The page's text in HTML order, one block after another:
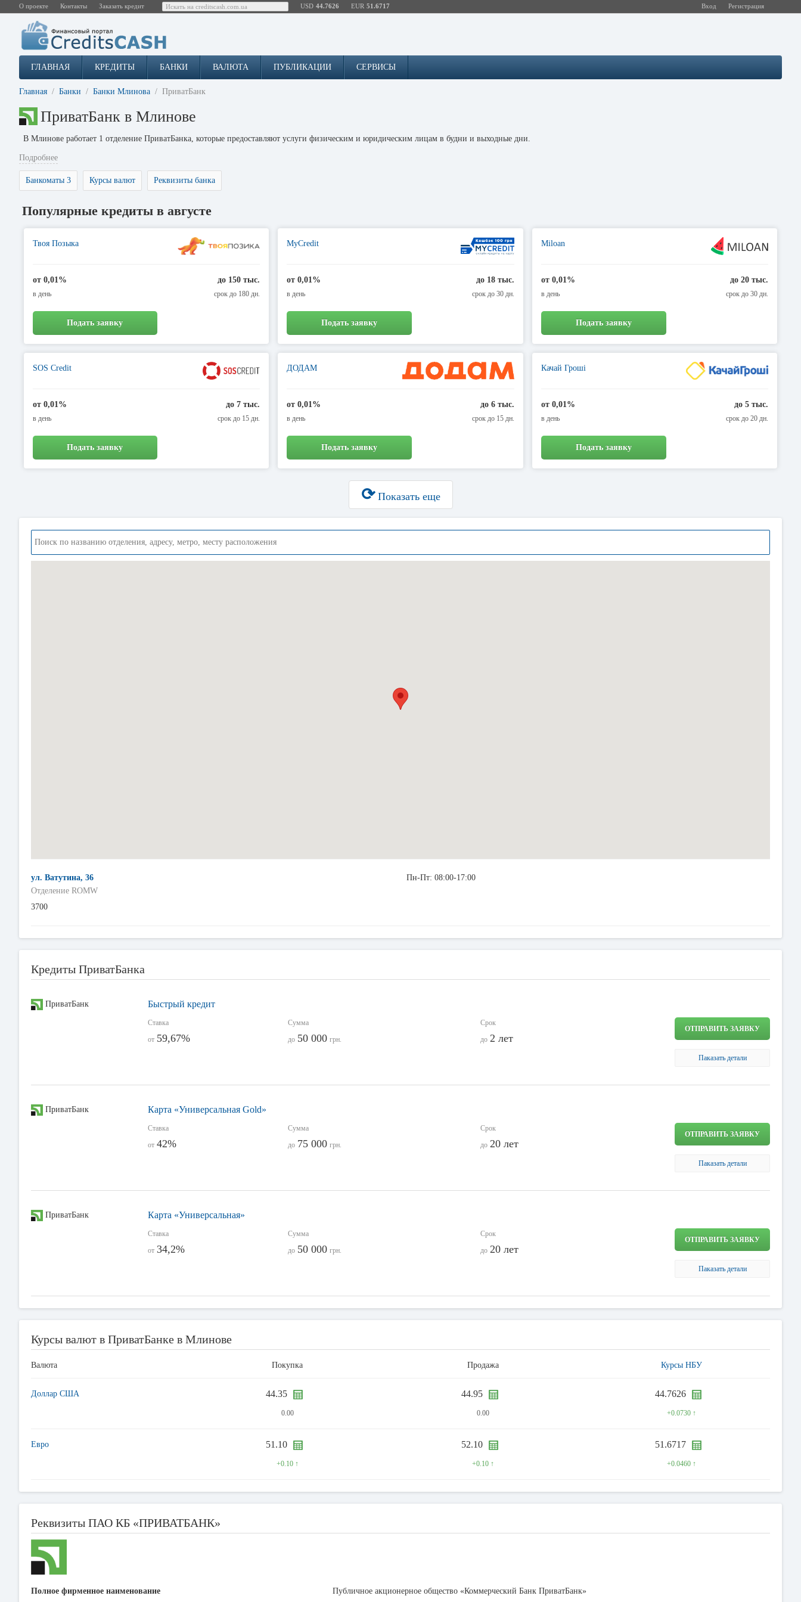
О проекте Контакты Заказать кредит USD 44.7626 EUR 51.6717 Вход Регистрация
ГЛАВНАЯ КРЕДИТЫ БАНКИ ВАЛЮТА ПУБЛИКАЦИИ СЕРВИСЫ
Главная Банки Банки Млинова ПриватБанк
ПриватБанк в Млинове
В Млинове работает 1 отделение ПриватБанка, которые предоставляют услуги физическим и юридическим лицам в будни и выходные дни.
Подробнее
Банкоматы 3 Курсы валют Реквизиты банка
Популярные кредиты в августе
Твоя Позыка
от 0,01%
в день
до 150 тыс.
срок до 180 дн.
Подать заявку
MyCredit
от 0,01%
в день
до 18 тыс.
срок до 30 дн.
Подать заявку
Miloan
от 0,01%
в день
до 20 тыс.
срок до 30 дн.
Подать заявку
SOS Credit
от 0,01%
в день
до 7 тыс.
срок до 15 дн.
Подать заявку
ДОДАМ
от 0,01%
в день
до 6 тыс.
срок до 15 дн.
Подать заявку
Качай Гроші
от 0,01%
в день
до 5 тыс.
срок до 20 дн.
Подать заявку
⟳Показать еще
ул. Ватутина, 36
Отделение ROMW
3700
Пн-Пт: 08:00-17:00
Кредиты ПриватБанка
ПриватБанк Быстрый кредит
Ставка
от 59,67%
Сумма
до 50 000 грн.
Срок
до 2 лет
ОТПРАВИТЬ ЗАЯВКУ
Паказать детали
ПриватБанк Карта «Универсальная Gold»
Ставка
от 42%
Сумма
до 75 000 грн.
Срок
до 20 лет
ОТПРАВИТЬ ЗАЯВКУ
Паказать детали
ПриватБанк Карта «Универсальная»
Ставка
от 34,2%
Сумма
до 50 000 грн.
Срок
до 20 лет
ОТПРАВИТЬ ЗАЯВКУ
Паказать детали
Курсы валют в ПриватБанке в Млинове
Валюта Покупка Продажа Курсы НБУ
Доллар США 44.35
0.00
44.95
0.00
44.7626
+0.0730 ↑
Евро 51.10
+0.10 ↑
52.10
+0.10 ↑
51.6717
+0.0460 ↑
Реквизиты ПАО КБ «ПРИВАТБАНК»
Полное фирменное наименование Публичное акционерное общество «Коммерческий Банк ПриватБанк»